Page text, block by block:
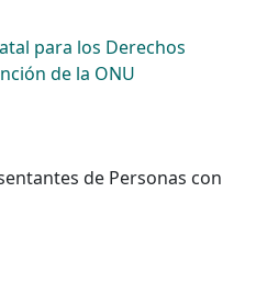
para los Derechos
de la ONU
de Personas con